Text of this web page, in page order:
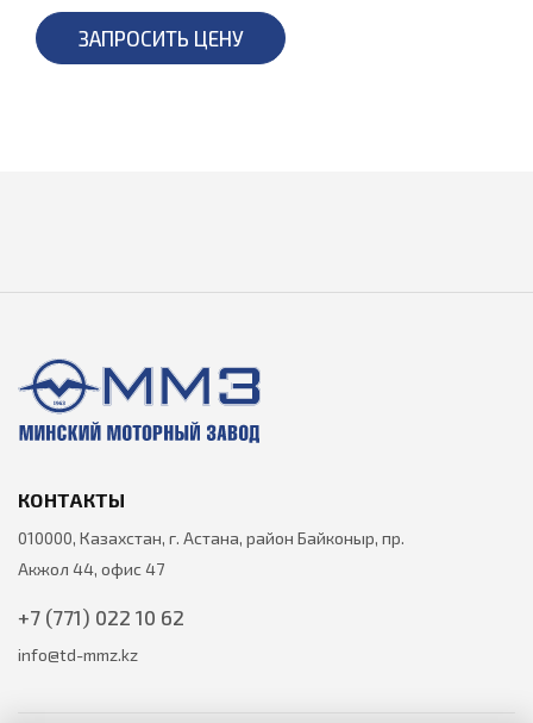
ЗАПРОСИТЬ ЦЕНУ
КОНТАКТЫ
010000, Казахстан, г. Астана, район Байконыр, пр.
Акжол 44, офис 47
+7 (771) 022 10 62
info@td-mmz.kz